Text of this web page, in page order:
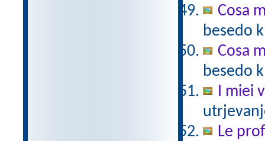
Cosa
besedo
Cosa
besedo
I miei
Le